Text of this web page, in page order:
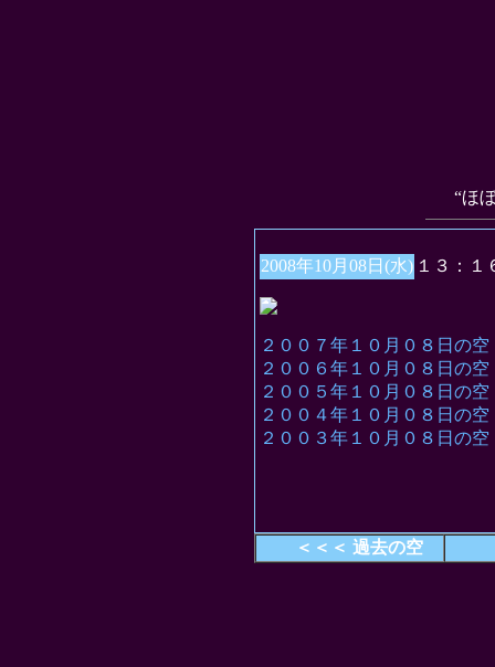
“ほ
2008年10月08日(水) １３：１
２００７年１０月０８日の空
２００６年１０月０８日の空
２００５年１０月０８日の空
２００４年１０月０８日の空
２００３年１０月０８日の空
＜＜＜ 過去の空